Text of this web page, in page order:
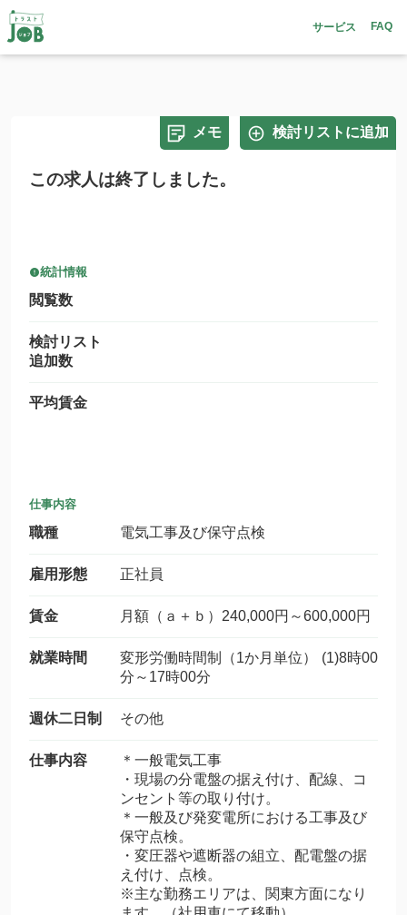
サービス FAQ
メモ 検討リストに追加
この求人は終了しました。
統計情報
閲覧数
検討リスト
追加数
平均賃金
仕事内容
職種 電気工事及び保守点検
雇用形態 正社員
賃金 月額（ａ＋ｂ）240,000円～600,000円
就業時間
変形労働時間制（1か月単位） (1)8時00
分～17時00分
週休二日制 その他
仕事内容
＊一般電気工事
・現場の分電盤の据え付け、配線、コ
ンセント等の取り付け。
＊一般及び発変電所における工事及び
保守点検。
・変圧器や遮断器の組立、配電盤の据
え付け、点検。
※主な勤務エリアは、関東方面になり